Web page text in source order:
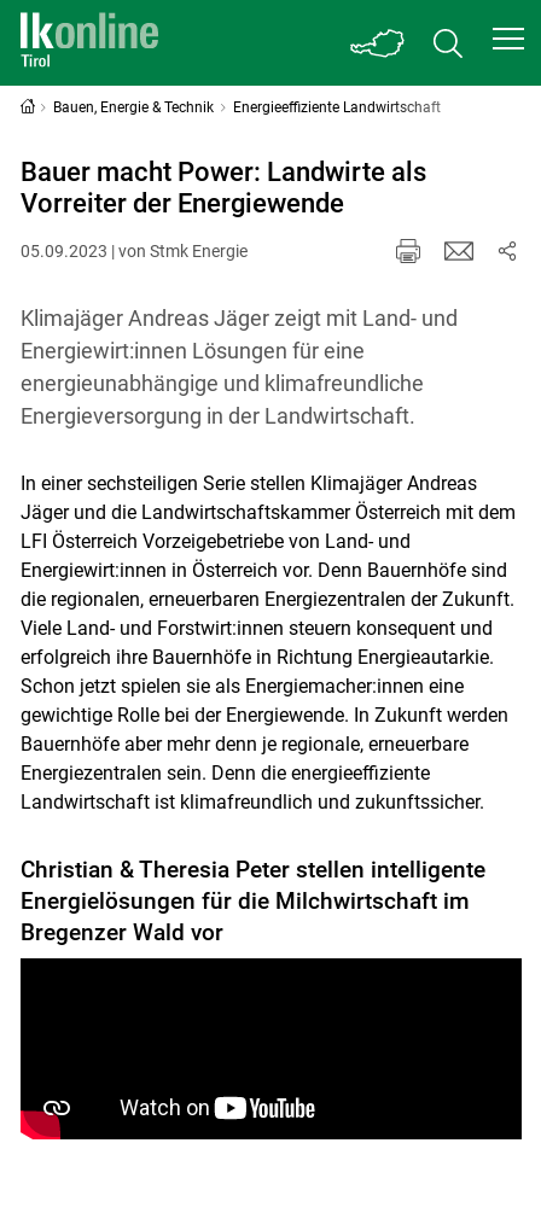
Bauen, Energie & Technik Energieeffiziente Landwirtschaft
Bauer macht Power: Landwirte als
Vorreiter der Energiewende
05.09.2023 | von Stmk Energie
Klimajäger Andreas Jäger zeigt mit Land- und
Energiewirt:innen Lösungen für eine
energieunabhängige und klimafreundliche
Energieversorgung in der Landwirtschaft.
In einer sechsteiligen Serie stellen Klimajäger Andreas
Jäger und die Landwirtschaftskammer Österreich mit dem
LFI Österreich Vorzeigebetriebe von Land- und
Energiewirt:innen in Österreich vor. Denn Bauernhöfe sind
die regionalen, erneuerbaren Energiezentralen der Zukunft.
Viele Land- und Forstwirt:innen steuern konsequent und
erfolgreich ihre Bauernhöfe in Richtung Energieautarkie.
Schon jetzt spielen sie als Energiemacher:innen eine
gewichtige Rolle bei der Energiewende. In Zukunft werden
Bauernhöfe aber mehr denn je regionale, erneuerbare
Energiezentralen sein. Denn die energieeffiziente
Landwirtschaft ist klimafreundlich und zukunftssicher.
Christian & Theresia Peter stellen intelligente
Energielösungen für die Milchwirtschaft im
Bregenzer Wald vor